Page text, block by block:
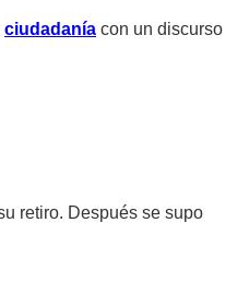
ciudadanía con un discurso
retiro. Después se supo